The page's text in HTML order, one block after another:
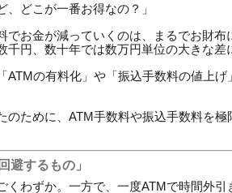
、どこが一番お得なの？」
でお金が減っていくのは、まるでお財
円、数十年では数万円単位の大きな差
の有料化」や「振込手数料の値上
ために、ATM手数料や振込手数料を極
避するもの」
くわずか。一方で、一度ATMで時間外